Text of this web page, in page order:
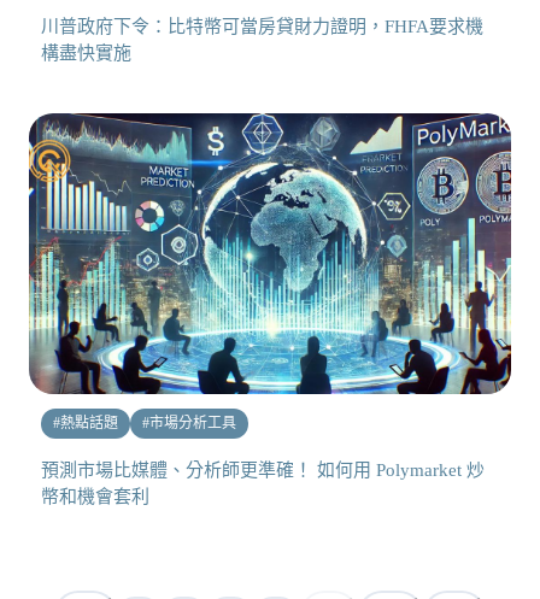
川普政府下令：比特幣可當房貸財力證明，FHFA要求機
構盡快實施
#熱點話題 #市場分析工具
預測市場比媒體、分析師更準確！ 如何用 Polymarket 炒
幣和機會套利